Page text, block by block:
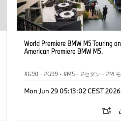
World Premiere BMW M5 Touring
American Premiere BMW M5.
G90 · G99 · M5 · セダン · M
Mon Jun 29 05:13:02 CEST 2026